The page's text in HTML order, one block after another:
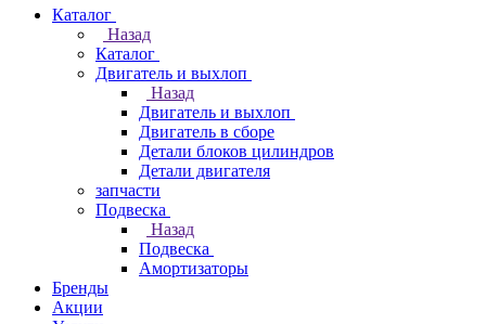
Каталог
Назад
Каталог
Двигатель и выхлоп
Назад
Двигатель и выхлоп
Двигатель в сборе
Детали блоков цилиндров
Детали двигателя
запчасти
Подвеска
Назад
Подвеска
Амортизаторы
Бренды
Акции